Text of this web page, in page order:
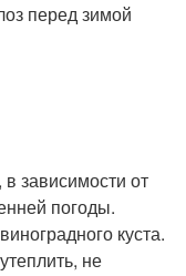
перед зимой
зависимости от
погоды.
куста.
не